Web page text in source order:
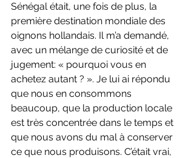
Sénégal était, une fois de plus, la
première destination mondiale des
oignons hollandais. Il m’a demandé,
avec un mélange de curiosité et de
jugement: « pourquoi vous en
achetez autant ? ». Je lui ai répondu
que nous en consommons
beaucoup, que la production locale
est très concentrée dans le temps et
que nous avons du mal à conserver
ce que nous produisons. C’était vrai,